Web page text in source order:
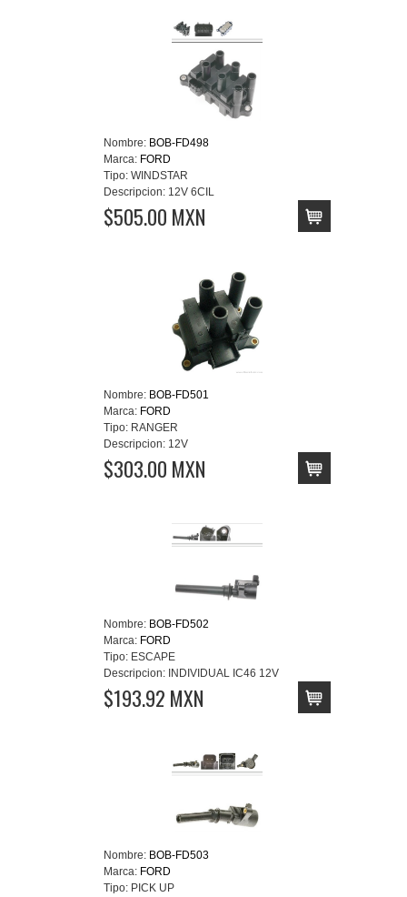
Nombre: BOB-FD498
Marca: FORD
Tipo: WINDSTAR
Descripcion: 12V 6CIL
$505.00 MXN
Nombre: BOB-FD501
Marca: FORD
Tipo: RANGER
Descripcion: 12V
$303.00 MXN
Nombre: BOB-FD502
Marca: FORD
Tipo: ESCAPE
Descripcion: INDIVIDUAL IC46 12V
$193.92 MXN
Nombre: BOB-FD503
Marca: FORD
Tipo: PICK UP